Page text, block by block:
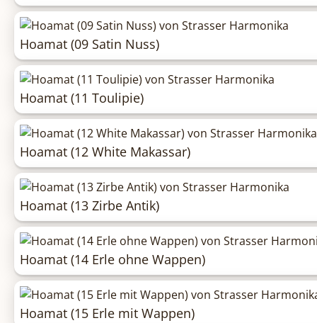
Hoamat (09 Satin Nuss)
Hoamat (11 Toulipie)
Hoamat (12 White Makassar)
Hoamat (13 Zirbe Antik)
Hoamat (14 Erle ohne Wappen)
Hoamat (15 Erle mit Wappen)